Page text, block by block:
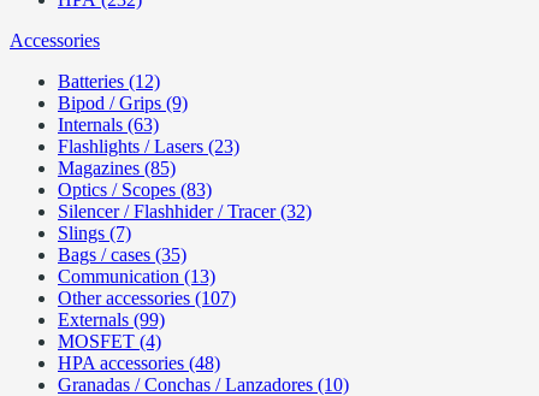
Accessories
Batteries (12)
Bipod / Grips (9)
Internals (63)
Flashlights / Lasers (23)
Magazines (85)
Optics / Scopes (83)
Silencer / Flashhider / Tracer (32)
Slings (7)
Bags / cases (35)
Communication (13)
Other accessories (107)
Externals (99)
MOSFET (4)
HPA accessories (48)
Granadas / Conchas / Lanzadores (10)